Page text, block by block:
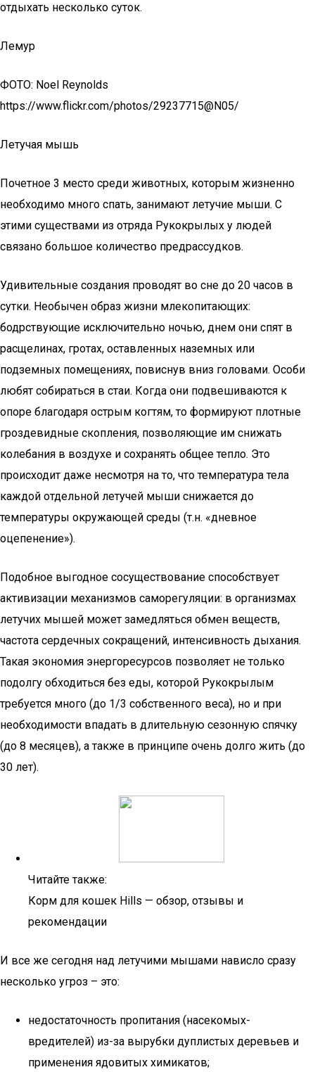
отдыхать несколько суток.
Лемур
ФОТО: Noel Reynolds
https://www.flickr.com/photos/29237715@N05/
Летучая мышь
Почетное 3 место среди животных, которым жизненно
необходимо много спать, занимают летучие мыши. С
этими существами из отряда Рукокрылых у людей
связано большое количество предрассудков.
Удивительные создания проводят во сне до 20 часов в
сутки. Необычен образ жизни млекопитающих:
бодрствующие исключительно ночью, днем они спят в
расщелинах, гротах, оставленных наземных или
подземных помещениях, повиснув вниз головами. Особи
любят собираться в стаи. Когда они подвешиваются к
опоре благодаря острым когтям, то формируют плотные
гроздевидные скопления, позволяющие им снижать
колебания в воздухе и сохранять общее тепло. Это
происходит даже несмотря на то, что температура тела
каждой отдельной летучей мыши снижается до
температуры окружающей среды (т.н. «дневное
оцепенение»).
Подобное выгодное сосуществование способствует
активизации механизмов саморегуляции: в организмах
летучих мышей может замедляться обмен веществ,
частота сердечных сокращений, интенсивность дыхания.
Такая экономия энергоресурсов позволяет не только
подолгу обходиться без еды, которой Рукокрылым
требуется много (до 1/3 собственного веса), но и при
необходимости впадать в длительную сезонную спячку
(до 8 месяцев), а также в принципе очень долго жить (до
30 лет).
Читайте также:
Корм для кошек Hills — обзор, отзывы и
рекомендации
И все же сегодня над летучими мышами нависло сразу
несколько угроз – это:
недостаточность пропитания (насекомых-
вредителей) из-за вырубки дуплистых деревьев и
применения ядовитых химикатов;